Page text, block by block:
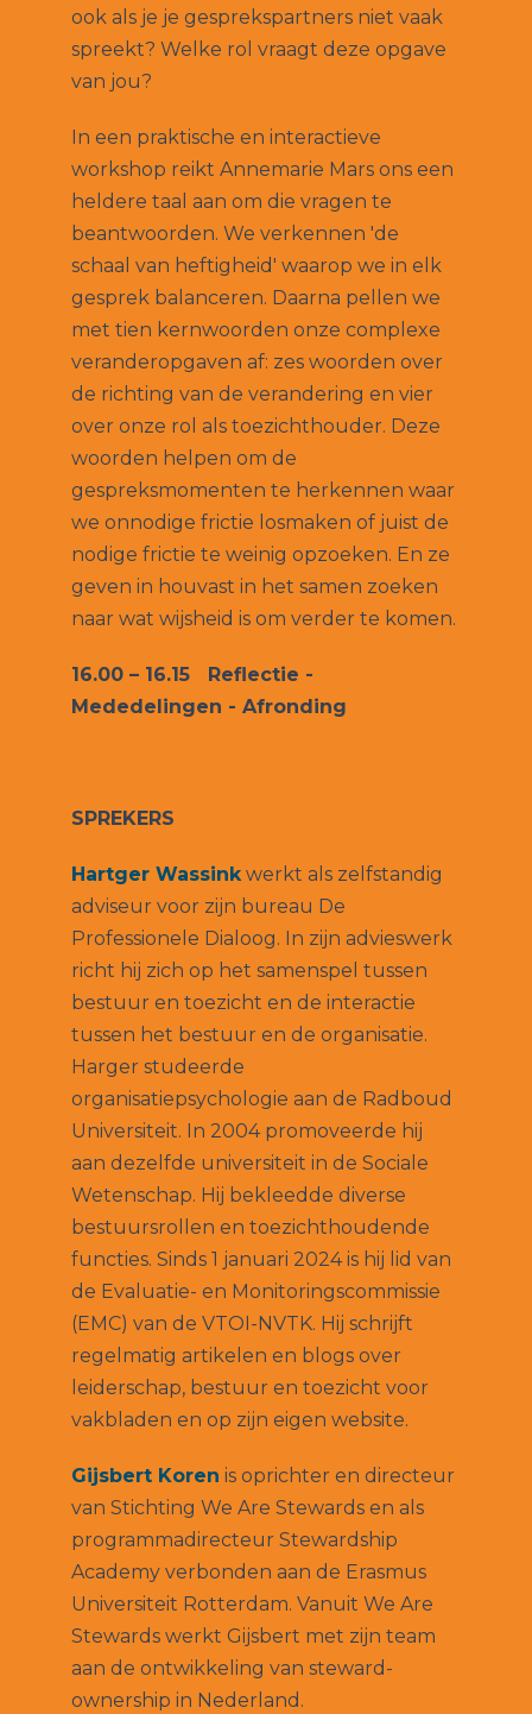
ook als je je gesprekspartners niet vaak
spreekt? Welke rol vraagt deze opgave
van jou?
In een praktische en interactieve
workshop reikt Annemarie Mars ons een
heldere taal aan om die vragen te
beantwoorden. We verkennen 'de
schaal van heftigheid' waarop we in elk
gesprek balanceren. Daarna pellen we
met tien kernwoorden onze complexe
veranderopgaven af: zes woorden over
de richting van de verandering en vier
over onze rol als toezichthouder. Deze
woorden helpen om de
gespreksmomenten te herkennen waar
we onnodige frictie losmaken of juist de
nodige frictie te weinig opzoeken. En ze
geven in houvast in het samen zoeken
naar wat wijsheid is om verder te komen.
16.00 – 16.15 Reflectie -
Mededelingen - Afronding
SPREKERS
Hartger Wassinkwerkt als zelfstandig
adviseur voor zijn bureau De
Professionele Dialoog. In zijn advieswerk
richt hij zich op het samenspel tussen
bestuur en toezicht en de interactie
tussen het bestuur en de organisatie.
Harger studeerde
organisatiepsychologie aan de Radboud
Universiteit. In 2004 promoveerde hij
aan dezelfde universiteit in de Sociale
Wetenschap. Hij bekleedde diverse
bestuursrollen en toezichthoudende
functies. Sinds 1 januari 2024 is hij lid van
de Evaluatie- en Monitoringscommissie
(EMC) van de VTOI-NVTK. Hij schrijft
regelmatig artikelen en blogs over
leiderschap, bestuur en toezicht voor
vakbladen en op zijn eigen website.
Gijsbert Koren is oprichter en directeur
van Stichting We Are Stewards en als
programmadirecteur Stewardship
Academy verbonden aan de Erasmus
Universiteit Rotterdam. Vanuit We Are
Stewards werkt Gijsbert met zijn team
aan de ontwikkeling van steward-
ownership in Nederland.